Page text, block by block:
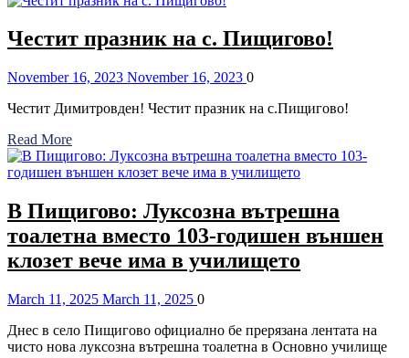
Честит празник на с. Пищигово!
Posted
November 16, 2023 November 16, 2023 Comments
0
Честит Димитровден! Честит празник на с.Пищигово!
Read More
В Пищигово: Луксозна вътрешна
тоалетна вместо 103-годишен външен
клозет вече има в училището
Posted
March 11, 2025 March 11, 2025 Comments
0
Днес в село Пищигово официално бе прерязана лентата на
чисто нова луксозна вътрешна тоалетна в Основно училище